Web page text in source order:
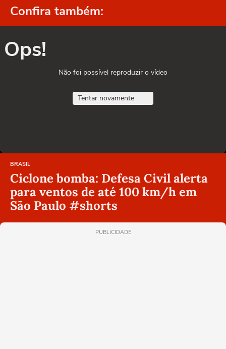
Confira também:
Ops!
Não foi possível reproduzir o vídeo
Tentar novamente
BRASIL
Ciclone bomba: Defesa Civil alerta
para ventos de até 100 km/h em
São Paulo #shorts
PUBLICIDADE